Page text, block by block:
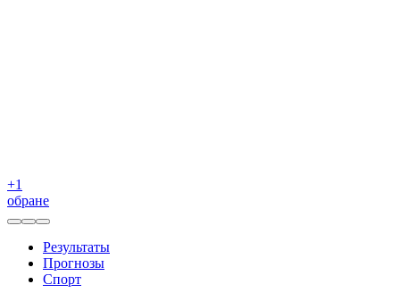
+1
обране
Результаты
Прогнозы
Спорт